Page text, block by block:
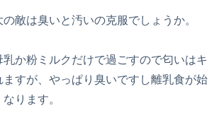
敵は臭いと汚いの克服でしょうか。
か粉ミルクだけで過ごすので匂いはキ
ますが、やっぱり臭いですし離乳食が始
ります。